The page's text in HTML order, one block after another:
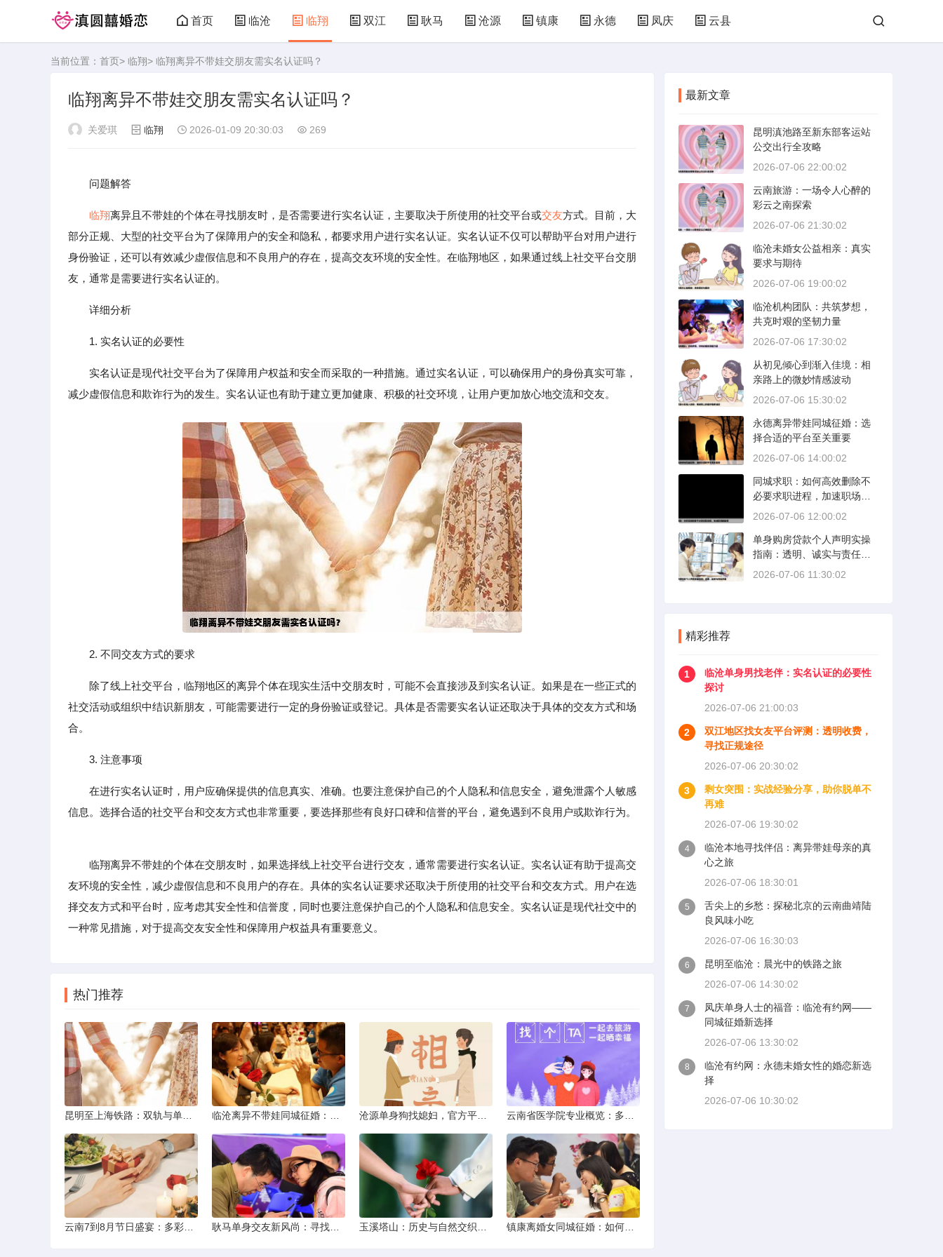
首页 临沧 临翔 双江 耿马 沧源 镇康 永德 凤庆 云县
当前位置： 首页> 临翔> 临翔离异不带娃交朋友需实名认证吗？
临翔离异不带娃交朋友需实名认证吗？
关爱琪 临翔 2026-01-09 20:30:03 269
问题解答
临翔离异且不带娃的个体在寻找朋友时，是否需要进行实名认证，主要取决于所使用的社交平台或交友方式。目前，大
部分正规、大型的社交平台为了保障用户的安全和隐私，都要求用户进行实名认证。实名认证不仅可以帮助平台对用户进行
身份验证，还可以有效减少虚假信息和不良用户的存在，提高交友环境的安全性。在临翔地区，如果通过线上社交平台交朋
友，通常是需要进行实名认证的。
详细分析
1. 实名认证的必要性
实名认证是现代社交平台为了保障用户权益和安全而采取的一种措施。通过实名认证，可以确保用户的身份真实可靠，
减少虚假信息和欺诈行为的发生。实名认证也有助于建立更加健康、积极的社交环境，让用户更加放心地交流和交友。
2. 不同交友方式的要求
除了线上社交平台，临翔地区的离异个体在现实生活中交朋友时，可能不会直接涉及到实名认证。如果是在一些正式的
社交活动或组织中结识新朋友，可能需要进行一定的身份验证或登记。具体是否需要实名认证还取决于具体的交友方式和场
合。
3. 注意事项
在进行实名认证时，用户应确保提供的信息真实、准确。也要注意保护自己的个人隐私和信息安全，避免泄露个人敏感
信息。选择合适的社交平台和交友方式也非常重要，要选择那些有良好口碑和信誉的平台，避免遇到不良用户或欺诈行为。
临翔离异不带娃的个体在交朋友时，如果选择线上社交平台进行交友，通常需要进行实名认证。实名认证有助于提高交
友环境的安全性，减少虚假信息和不良用户的存在。具体的实名认证要求还取决于所使用的社交平台和交友方式。用户在选
择交友方式和平台时，应考虑其安全性和信誉度，同时也要注意保护自己的个人隐私和信息安全。实名认证是现代社交中的
一种常见措施，对于提高交友安全性和保障用户权益具有重要意义。
热门推荐
最新文章
昆明滇池路至新东部客运站
公交出行全攻略
2026-07-06 22:00:02
云南旅游：一场令人心醉的
彩云之南探索
2026-07-06 21:30:02
临沧未婚女公益相亲：真实
要求与期待
2026-07-06 19:00:02
临沧机构团队：共筑梦想，
共克时艰的坚韧力量
2026-07-06 17:30:02
从初见倾心到渐入佳境：相
亲路上的微妙情感波动
2026-07-06 15:30:02
永德离异带娃同城征婚：选
择合适的平台至关重要
2026-07-06 14:00:02
同城求职：如何高效删除不
必要求职进程，加速职场新
旅程
2026-07-06 12:00:02
单身购房贷款个人声明实操
指南：透明、诚实与责任并
重
2026-07-06 11:30:02
精彩推荐
1
临沧单身男找老伴：实名认证的必要性
探讨
2026-07-06 21:00:03
2
双江地区找女友平台评测：透明收费，
寻找正规途径
2026-07-06 20:30:02
3
剩女突围：实战经验分享，助你脱单不
再难
2026-07-06 19:30:02
4
临沧本地寻找伴侣：离异带娃母亲的真
心之旅
2026-07-06 18:30:01
5
舌尖上的乡愁：探秘北京的云南曲靖陆
良风味小吃
2026-07-06 16:30:03
6
昆明至临沧：晨光中的铁路之旅
2026-07-06 14:30:02
7
凤庆单身人士的福音：临沧有约网——
同城征婚新选择
2026-07-06 13:30:02
8
临沧有约网：永德未婚女性的婚恋新选
择
2026-07-06 10:30:02